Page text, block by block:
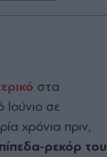
στα
σε
χρόνια πριν,
ρεκόρ του